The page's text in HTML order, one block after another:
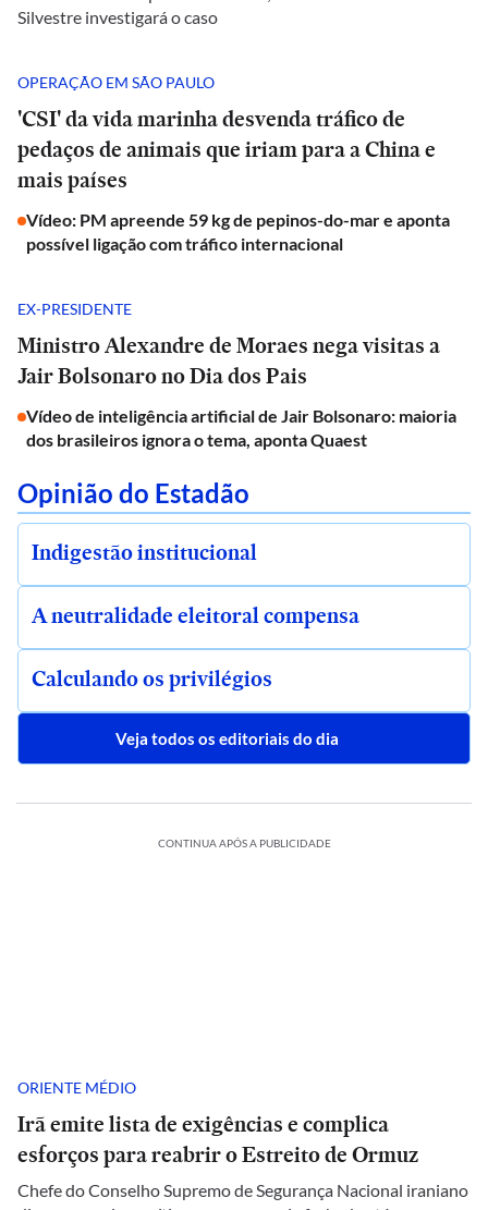
Silvestre investigará o caso
OPERAÇÃO EM SÃO PAULO
'CSI' da vida marinha desvenda tráfico de
pedaços de animais que iriam para a China e
mais países
Vídeo: PM apreende 59 kg de pepinos-do-mar e aponta
possível ligação com tráfico internacional
EX-PRESIDENTE
Ministro Alexandre de Moraes nega visitas a
Jair Bolsonaro no Dia dos Pais
Vídeo de inteligência artificial de Jair Bolsonaro: maioria
dos brasileiros ignora o tema, aponta Quaest
Opinião do Estadão
Indigestão institucional
A neutralidade eleitoral compensa
Calculando os privilégios
Veja todos os editoriais do dia
CONTINUA APÓS A PUBLICIDADE
ORIENTE MÉDIO
Irã emite lista de exigências e complica
esforços para reabrir o Estreito de Ormuz
Chefe do Conselho Supremo de Segurança Nacional iraniano